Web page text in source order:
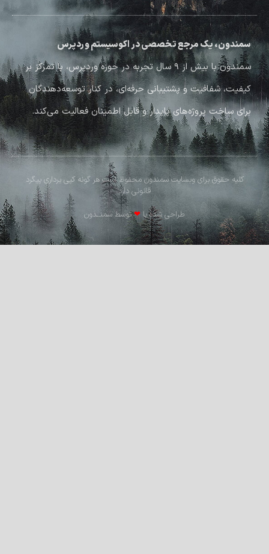
سمندون، یک مرجع تخصصی در اکوسیستم وردپرس
سمندون با بیش از ۹ سال تجربه در حوزه وردپرس، با تمرکز بر
کیفیت، شفافیت و پشتیبانی حرفه‌ای، در کنار توسعه‌دهندگان
برای ساخت پروژه‌های پایدار و قابل اطمینان فعالیت می‌کند.
کلیه حقوق برای وبسایت سمندون محفوظ است هر گونه کپی برداری پیگرد
قانونی دارد
طراحی شده با ❤توسط سمنــدون​​